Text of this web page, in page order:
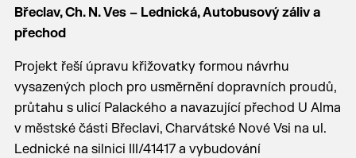
Břeclav, Ch. N. Ves – Lednická, Autobusový záliv a
přechod
Projekt řeší úpravu křižovatky formou návrhu
vysazených ploch pro usměrnění dopravních proudů,
průtahu s ulicí Palackého a navazující přechod U Alma
v městské části Břeclavi, Charvátské Nové Vsi na ul.
Lednické na silnici III/41417 a vybudování